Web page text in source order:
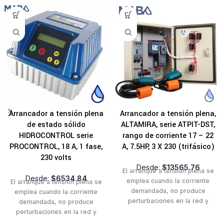
Arrancador a tensión plena
de estado sólido
HIDROCONTROL serie
PROCONTROL, 18 A, 1 fase,
230 volts
Desde: $6534.84
El arranque a tensión plena se
emplea cuando la corriente
demandada, no produce
perturbaciones en la red y
Arrancador a tensión plena,
ALTAMIRA, serie ATPIT-DST,
rango de corriente 17 – 22
A, 7.5HP, 3 X 230 (trifásico)
Desde: $13565.76
El arranque a tensión plena se
emplea cuando la corriente
demandada, no produce
perturbaciones en la red y